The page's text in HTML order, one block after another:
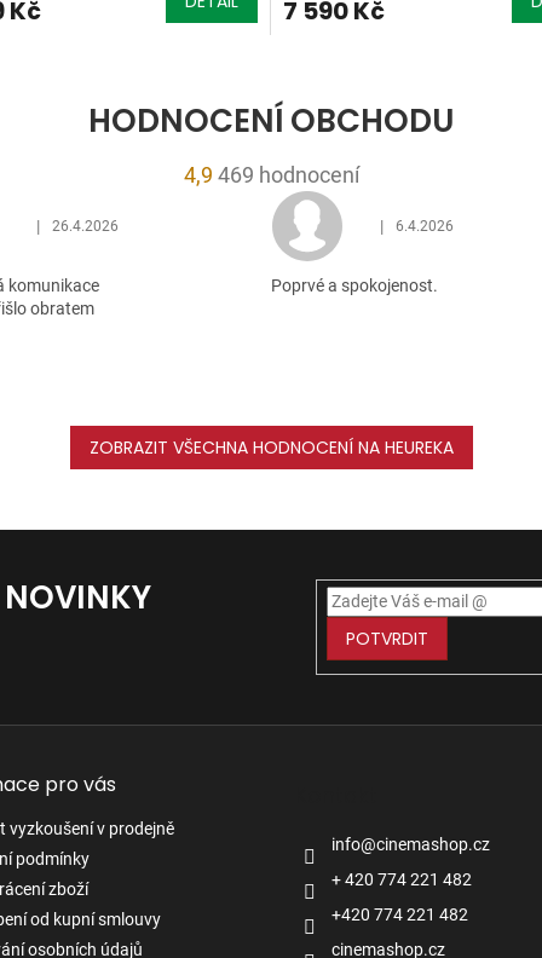
Kč 7 590 Kč
HODNOCENÍ OBCHODU
4,9 Průměrné
hodnocení
obchodu
469 hodnocení
Hodnocení obchodu je 5 z 5 hvězdiček.
| 26.4.2026
komunikace
obratem
Hodnocení obchodu je
| 6.4.2026
Poprvé a spokojenost.
ZOBRAZIT VŠECHNA HODNOCENÍ NA HEUREKA
NOVINKY
POTVRDIT
pro vás
vyzkoušení v prodejně
podmínky
zboží
od kupní smlouvy
osobních údajů
info@cinemashop.cz
+ 420 774 221 482
+420 774 221 482
cinemashop.cz